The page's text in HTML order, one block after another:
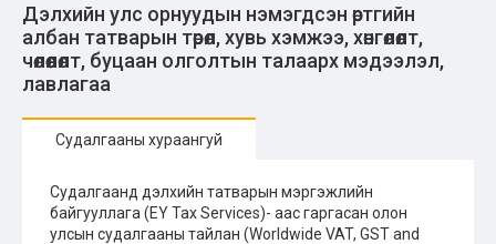
Дэлхийн улс орнуудын нэмэгдсэн өртгийн
албан татварын төрөл, хувь хэмжээ, хөнгөлөлт,
чөлөөлөлт, буцаан олголтын талаарх мэдээлэл,
лавлагаа
Судалгааны хураангуй
Судалгаанд дэлхийн татварын мэргэжлийн
байгууллага (EY Tax Services)- аас гаргасан олон
улсын судалгааны тайлан (Worldwide VAT, GST and